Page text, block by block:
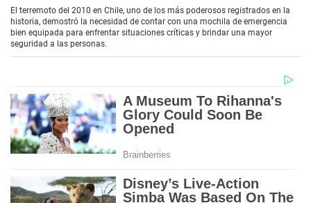
e
c
o
n
3
m
i
n
u
t
,
0
El terremoto del 2010 en Chile, uno de los más poderosos registrados en la
historia, demostró la necesidad de contar con una mochila de emergencia
bien equipada para enfrentar situaciones críticas y brindar una mayor
seguridad a las personas.